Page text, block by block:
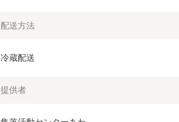
配送方法
冷蔵配送
提供者